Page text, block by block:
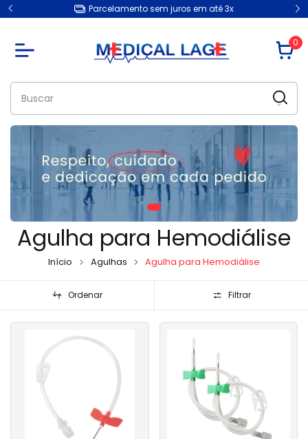
Parcelamento sem juros em até 3x
0
Agulha para Hemodiálise
Início Agulhas Agulha para Hemodiálise
Ordenar Filtrar